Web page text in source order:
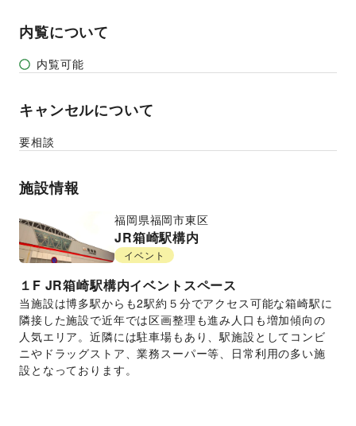
その他エンタメ・ガジェット
内覧について
内覧可能
キャンセルについて
要相談
施設情報
福岡県福岡市東区
JR箱崎駅構内
イベント
１F JR箱崎駅構内イベントスペース
当施設は博多駅からも2駅約５分でアクセス可能な箱崎駅に
隣接した施設で近年では区画整理も進み人口も増加傾向の
人気エリア。近隣には駐車場もあり、駅施設としてコンビ
ニやドラッグストア、業務スーパー等、日常利用の多い施
設となっております。